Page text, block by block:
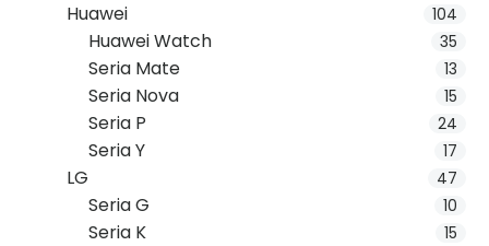
Huawei 104
Huawei Watch 35
Seria Mate 13
Seria Nova 15
Seria P 24
Seria Y 17
LG 47
Seria G 10
Seria K 15